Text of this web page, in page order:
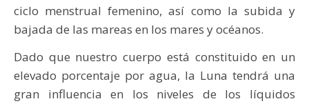
ciclo menstrual femenino, así como la subida y
bajada de las mareas en los mares y océanos.
Dado que nuestro cuerpo está constituido en un
elevado porcentaje por agua, la Luna tendrá una
gran influencia en los niveles de los líquidos